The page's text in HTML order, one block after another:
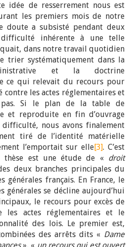
idée de resserrement nous est
les premiers mois de notre
doute a subsisté pendant deux
inhérente à une telle
dans notre travail quotidien
trier systématiquement dans la
et la doctrine
ce qui relevait du recours pour
les actes réglementaires et
pas. Si le plan de la table de
et reproduite en fin d’ouvrage
difficulté, nous avons finalement
tiré de l’identité matérielle
l’emportait sur elle[3]. C’est
thèse est une étude de « droit
deux branches principales du
générales français. En France, le
générales se décline aujourd’hui
le recours pour excès de
les actes réglementaires et le
des lois. Le premier est,
des arrêts dits « Dame